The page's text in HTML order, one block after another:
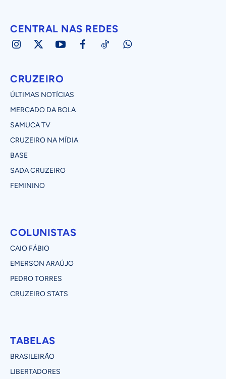
CENTRAL NAS REDES
CRUZEIRO
ÚLTIMAS NOTÍCIAS
MERCADO DA BOLA
SAMUCA TV
CRUZEIRO NA MÍDIA
BASE
SADA CRUZEIRO
FEMININO
COLUNISTAS
CAIO FÁBIO
EMERSON ARAÚJO
PEDRO TORRES
CRUZEIRO STATS
TABELAS
BRASILEIRÃO
LIBERTADORES